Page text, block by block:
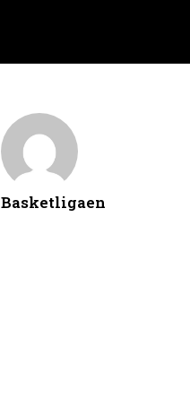
Basketligaen